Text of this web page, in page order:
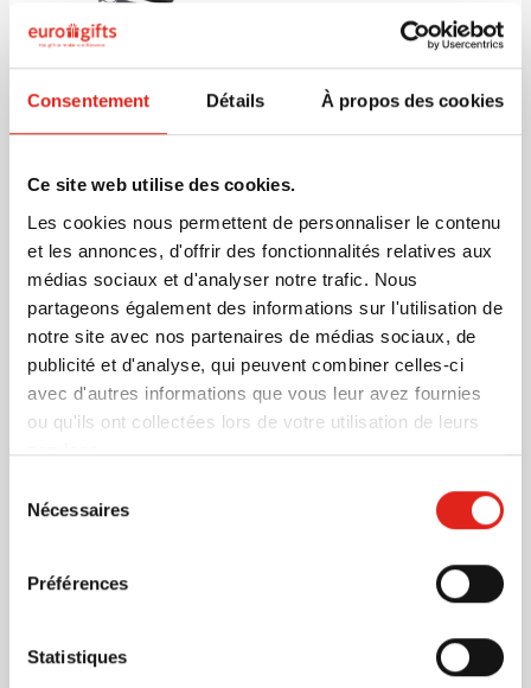
Consentement Détails À propos des cookies
Ce site web utilise des cookies.
Les cookies nous permettent de personnaliser le contenu
et les annonces, d'offrir des fonctionnalités relatives aux
médias sociaux et d'analyser notre trafic. Nous
partageons également des informations sur l'utilisation de
notre site avec nos partenaires de médias sociaux, de
publicité et d'analyse, qui peuvent combiner celles-ci
avec d'autres informations que vous leur avez fournies
ou qu'ils ont collectées lors de votre utilisation de leurs
services.
Nécessaires
Préférences
Statistiques
001
3,23
18 août
003
à partir de 2,25
Lampe frontale | LED COB |
Bandeau ajustable
Marquage à partir de 10 unités
Livraison à partir de14 août
314 170
Set de bandes de résistance |
Caoutchouc | 3 pièces | Sac de
Marquage à partir de 5 unités